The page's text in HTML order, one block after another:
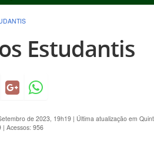
Estudantis
de 2023, 19h19 | Última atualização em
| Acessos: 956